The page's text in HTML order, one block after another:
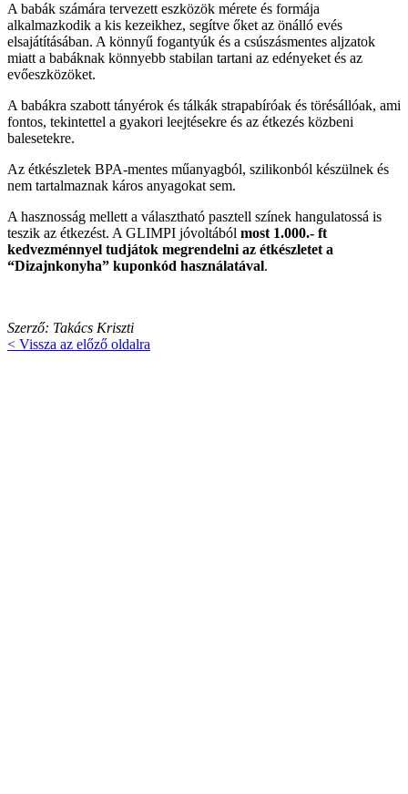
A babák számára tervezett eszközök mérete és formája
alkalmazkodik a kis kezeikhez, segítve őket az önálló evés
elsajátításában. A könnyű fogantyúk és a csúszásmentes aljzatok
miatt a babáknak könnyebb stabilan tartani az edényeket és az
evőeszközöket.
A babákra szabott tányérok és tálkák strapabíróak és törésállóak, ami
fontos, tekintettel a gyakori leejtésekre és az étkezés közbeni
balesetekre.
Az étkészletek BPA-mentes műanyagból, szilikonból készülnek és
nem tartalmaznak káros anyagokat sem.
A hasznosság mellett a választható pasztell színek hangulatossá is
teszik az étkezést. A GLIMPI jóvoltából most 1.000.- ft
kedvezménnyel tudjátok megrendelni az étkészletet a
“Dizajnkonyha” kuponkód használatával.
Szerző: Takács Kriszti
< Vissza az előző oldalra